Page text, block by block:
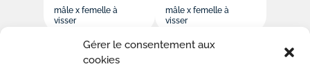
Gérer le consentement aux
cookies
mâle x femelle à
visser
mâle x femelle à
visser